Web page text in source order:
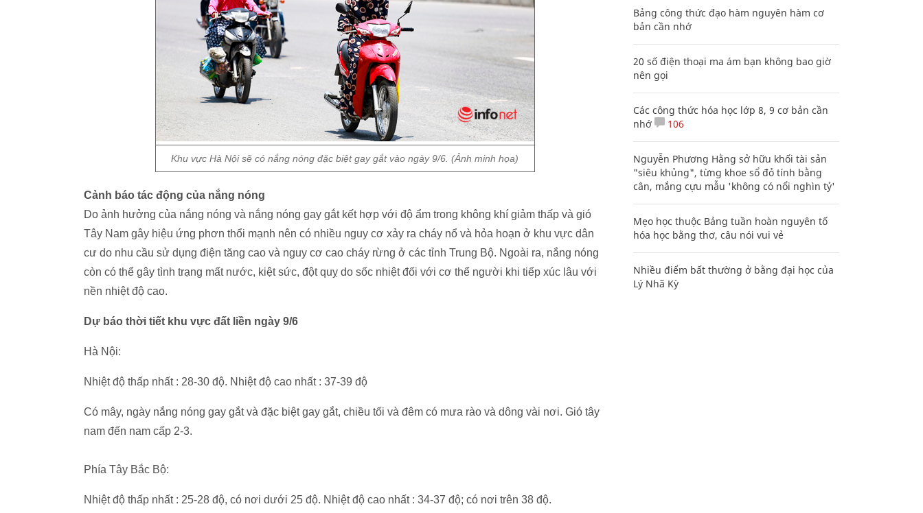
Khu vực Hà Nội sẽ có nắng nóng đặc biệt gay gắt vào ngày 9/6. (Ảnh minh họa)
Cảnh báo tác động của nắng nóng
Do ảnh hưởng của nắng nóng và nắng nóng gay gắt kết hợp với độ ẩm trong không khí giảm thấp và gió
Tây Nam gây hiệu ứng phơn thổi mạnh nên có nhiều nguy cơ xảy ra cháy nổ và hỏa hoạn ở khu vực dân
cư do nhu cầu sử dụng điện tăng cao và nguy cơ cao cháy rừng ở các tỉnh Trung Bộ. Ngoài ra, nắng nóng
còn có thể gây tình trạng mất nước, kiệt sức, đột quỵ do sốc nhiệt đối với cơ thể người khi tiếp xúc lâu với
nền nhiệt độ cao.
Dự báo thời tiết khu vực đất liền ngày 9/6
Hà Nội:
Nhiệt độ thấp nhất : 28-30 độ. Nhiệt độ cao nhất : 37-39 độ
Có mây, ngày nắng nóng gay gắt và đặc biệt gay gắt, chiều tối và đêm có mưa rào và dông vài nơi. Gió tây
nam đến nam cấp 2-3.
Phía Tây Bắc Bộ:
Nhiệt độ thấp nhất : 25-28 độ, có nơi dưới 25 độ. Nhiệt độ cao nhất : 34-37 độ; có nơi trên 38 độ.
Bảng công thức đạo hàm nguyên hàm cơ
bản cần nhớ
20 số điện thoại ma ám bạn không bao giờ
nên gọi
Các công thức hóa học lớp 8, 9 cơ bản cần
nhớ
106
Nguyễn Phương Hằng sở hữu khối tài sản
"siêu khủng", từng khoe sổ đỏ tính bằng
cân, mắng cựu mẫu 'không có nổi nghìn tỷ'
Mẹo học thuộc Bảng tuần hoàn nguyên tố
hóa học bằng thơ, câu nói vui vẻ
Nhiều điểm bất thường ở bằng đại học của
Lý Nhã Kỳ